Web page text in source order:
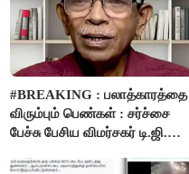
#BREAKING : பலாத்காரத்தை
விரும்பும் பெண்கள் : சர்ச்சை
பேச்சு பேசிய விமர்சகர் டி.ஜி.